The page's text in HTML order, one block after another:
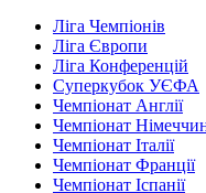
Ліга Чемпіонів
Ліга Європи
Ліга Конференцій
Суперкубок УЄФА
Чемпіонат Англії
Чемпіонат
Чемпіонат Італії
Чемпіонат Франції
Чемпіонат Іспанії